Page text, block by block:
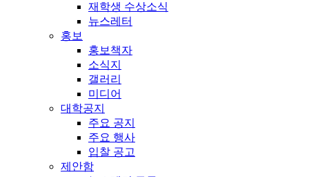
재학생 수상소식
뉴스레터
홍보
홍보책자
소식지
갤러리
미디어
대학공지
주요 공지
주요 행사
입찰 공고
제안함